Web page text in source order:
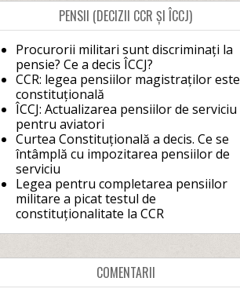
PENSII (DECIZII CCR ȘI ÎCCJ)
Procurorii militari sunt discriminați la
pensie? Ce a decis ÎCCJ?
CCR: legea pensiilor magistraților este
constituțională
ÎCCJ: Actualizarea pensiilor de serviciu
pentru aviatori
Curtea Constituțională a decis. Ce se
întâmplă cu impozitarea pensiilor de
serviciu
Legea pentru completarea pensiilor
militare a picat testul de
constituționalitate la CCR
COMENTARII